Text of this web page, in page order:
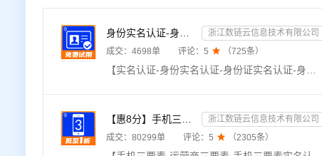
身份实名认证-身份证实名认证-身份证二要素实名核验-身份证实名校验-实名认证接口-【数链云】
浙江数链云信息技术有限公司
成交： 4698单 评论： 5  （725条）
【实名认证-身份实名认证-身份证实名认证-身份证实名核验-实名认证-实名核验-身份证实名核验-身份证二要素-身份实名认证核验-身份证实名查询-身份证二要素验证】★输入姓名、身份证号，校验此二要素是否一致，同时返回生日、性别、籍贯等信息。直连官方数据，零缓存毫秒级响应，支持高并发，高质量接口。24h不间断运维，专业技术支持在线服务。——全品类接口专家
【惠8分】手机三要素-运营商三要素-手机三要素实名认证-运营商实名认证-手机号三要素核验-运营商三要素实名...
浙江数链云信息技术有限公司
成交： 80299单 评论： 5  （2305条）